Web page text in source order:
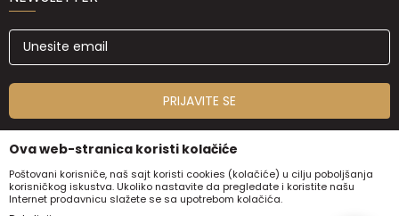
PRIJAVITE SE
Ova web-stranica koristi kolačiće
Poštovani korisniče, naš sajt koristi cookies (kolačiće) u cilju poboljšanja
korisničkog iskustva. Ukoliko nastavite da pregledate i koristite našu
Internet prodavnicu slažete se sa upotrebom kolačića.